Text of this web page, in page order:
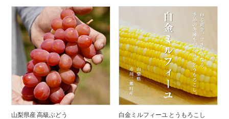
山梨県産 高級ぶどう
白金ミルフィーユ とうもろこし